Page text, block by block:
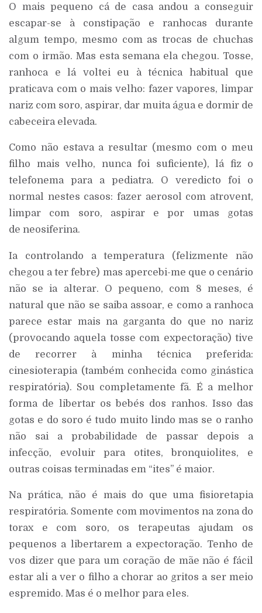
O mais pequeno cá de casa andou a conseguir
escapar-se à constipação e ranhocas durante
algum tempo, mesmo com as trocas de chuchas
com o irmão. Mas esta semana ela chegou. Tosse,
ranhoca e lá voltei eu à técnica habitual que
praticava com o mais velho: fazer vapores, limpar
nariz com soro, aspirar, dar muita água e dormir de
cabeceira elevada.
Como não estava a resultar (mesmo com o meu
filho mais velho, nunca foi suficiente), lá fiz o
telefonema para a pediatra. O veredicto foi o
normal nestes casos: fazer aerosol com atrovent,
limpar com soro, aspirar e por umas gotas
de neosiferina.
Ia controlando a temperatura (felizmente não
chegou a ter febre) mas apercebi-me que o cenário
não se ia alterar. O pequeno, com 8 meses, é
natural que não se saiba assoar, e como a ranhoca
parece estar mais na garganta do que no nariz
(provocando aquela tosse com expectoração) tive
de recorrer à minha técnica preferida:
cinesioterapia (também conhecida como ginástica
respiratória). Sou completamente fã. É a melhor
forma de libertar os bebés dos ranhos. Isso das
gotas e do soro é tudo muito lindo mas se o ranho
não sai a probabilidade de passar depois a
infecção, evoluir para otites, bronquiolites, e
outras coisas terminadas em “ites” é maior.
Na prática, não é mais do que uma fisioretapia
respiratória. Somente com movimentos na zona do
torax e com soro, os terapeutas ajudam os
pequenos a libertarem a expectoração. Tenho de
vos dizer que para um coração de mãe não é fácil
estar ali a ver o filho a chorar ao gritos a ser meio
espremido. Mas é o melhor para eles.